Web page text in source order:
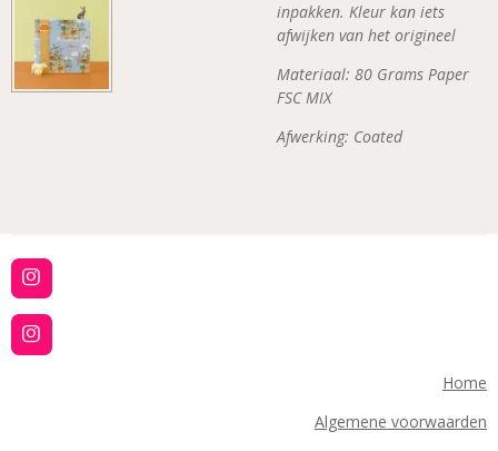
inpakken. Kleur kan iets
afwijken van het origineel
Materiaal: 80 Grams Paper
FSC MIX
Afwerking: Coated
I
n
s
t
a
I
n
Home
Algemene voorwaarden